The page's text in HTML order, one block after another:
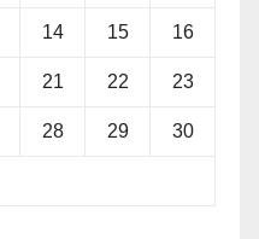
14 15 16
21 22 23
28 29 30